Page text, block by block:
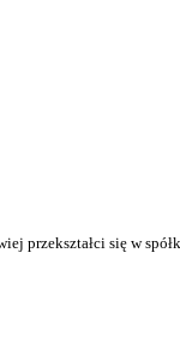
przekształci się w